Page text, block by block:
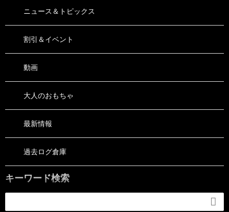
ニュース＆トピックス
割引＆イベント
動画
大人のおもちゃ
最新情報
過去ログ倉庫
キーワード検索
